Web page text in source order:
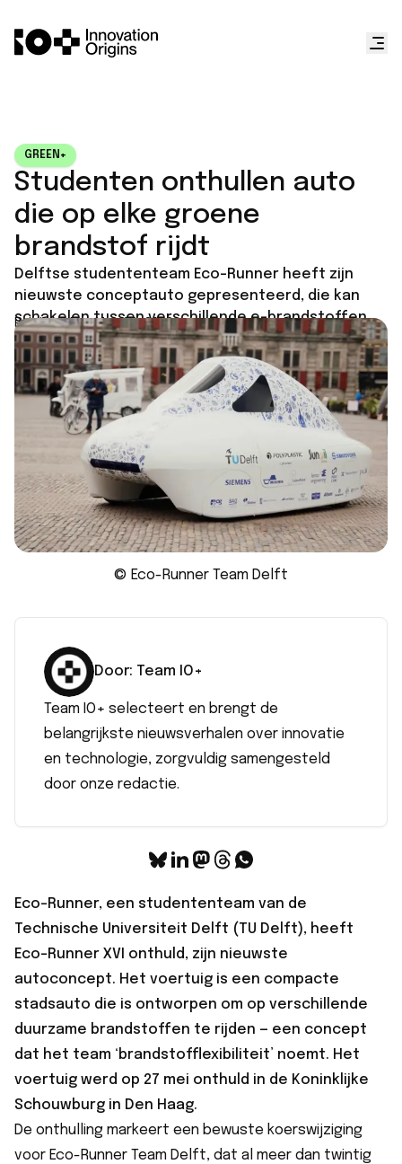
GREEN+
Studenten onthullen auto
die op elke groene
brandstof rijdt
Delftse studententeam Eco-Runner heeft zijn
nieuwste conceptauto gepresenteerd, die kan
schakelen tussen verschillende e-brandstoffen.
Published onMay 28, 2026
© Eco-Runner Team Delft
Door: Team IO+
Team IO+ selecteert en brengt de
belangrijkste nieuwsverhalen over innovatie
en technologie, zorgvuldig samengesteld
door onze redactie.
Eco-Runner, een studententeam van de
Technische Universiteit Delft (TU Delft), heeft
Eco-Runner XVI onthuld, zijn nieuwste
autoconcept. Het voertuig is een compacte
stadsauto die is ontworpen om op verschillende
duurzame brandstoffen te rijden — een concept
dat het team ‘brandstofflexibiliteit’ noemt. Het
voertuig werd op 27 mei onthuld in de Koninklijke
Schouwburg in Den Haag.
De onthulling markeert een bewuste koerswijziging
voor Eco-Runner Team Delft, dat al meer dan twintig